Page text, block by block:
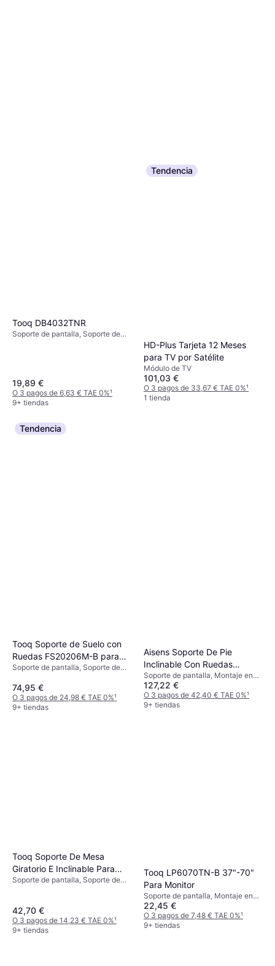
Tooq DB4032TNR
Soporte de pantalla, Soporte de
19,89 €
O 3 pagos de 6,63 € TAE 0%¹
9+ tiendas
Tendencia
HD-Plus Tarjeta 12 Meses
para TV por Satélite
Módulo de TV
101,03 €
O 3 pagos de 33,67 € TAE 0%¹
1 tienda
Tendencia
Tooq Soporte de Suelo con
Ruedas FS20206M-B para
TV de 37 a 86 pulgadas
Soporte de pantalla, Soporte de
74,95 €
O 3 pagos de 24,98 € TAE 0%¹
9+ tiendas
Aisens Soporte De Pie
Inclinable Con Ruedas
FT100E-135 Para TV 37-
100"/Hasta 150kg
Soporte de pantalla, Montaje en
Pared, Soporte de Suelo, 60"-100"
127,22 €
O 3 pagos de 42,40 € TAE 0%¹
9+ tiendas
Tooq Soporte De Mesa
Giratorio E Inclinable Para
Pantalla 13" - 32
Soporte de pantalla, Soporte de
42,70 €
O 3 pagos de 14,23 € TAE 0%¹
9+ tiendas
Tooq LP6070TN-B 37"-70"
Para Monitor
Soporte de pantalla, Montaje en
Pared, 37"-70"
22,45 €
O 3 pagos de 7,48 € TAE 0%¹
9+ tiendas